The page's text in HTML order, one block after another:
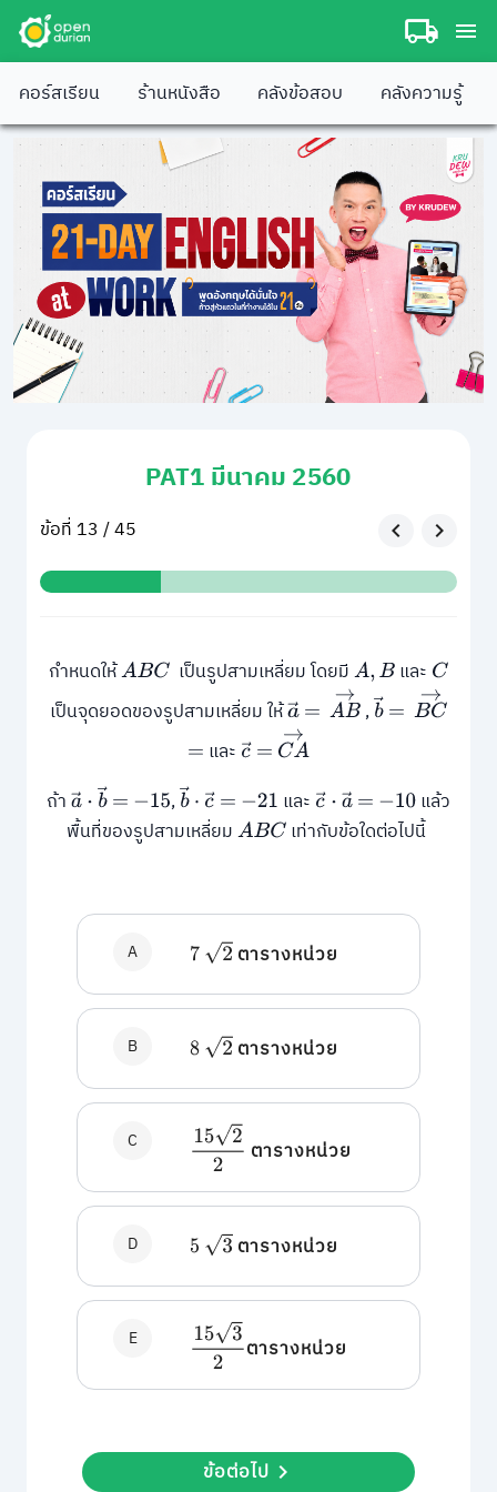
คอร์สเรียน ร้านหนังสือ คลังข้อสอบ คลังความรู้
PAT1 มีนาคม 2560
ข้อที่ 13 / 45
กำหนดให้ABC เป็นรูปสามเหลี่ยม โดยมีA,B และ C
เป็นจุดยอดของรูปสามเหลี่ยม ให้a→
= AB→,b→
= BC→
= และ c→= CA→
ถ้าa→⋅ b→
= −15,b→⋅ c→= −21 และ c→⋅a→
= −10แล้ว
พื้นที่ของรูปสามเหลี่ยมABC เท่ากับข้อใดต่อไปนี้
A 72 ตารางหน่วย
B 82 ตารางหน่วย
C 1522 ตารางหน่วย
D 5 3 ตารางหน่วย
E 1532 ตารางหน่วย
ข้อต่อไป